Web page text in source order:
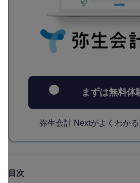
まずは無料体
弥生会計 Nextがよくわか
目次